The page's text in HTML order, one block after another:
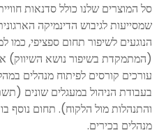
סל המוצרים שלנו כולל סדנאות
שמסייעות לגיבוש הדינמיקה
הנוגעים לשיפור תחום ספציפי,
(המתמקדת בשיפור נושא השיווק)
עורכים קורסים לפיתוח מנהלים
בעבודת הניהול במעגלים שונים
והתנהלות מול הלקוח). תחום נוסף
מנהלים בכירים.